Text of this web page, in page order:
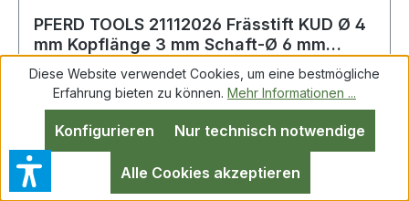
PFERD TOOLS 21112026 Frässtift KUD Ø 4
mm Kopflänge 3 mm Schaft-Ø 6 mm
Hartmetal
Frässtift KUD D.4mm Kopf-L.3mm Schaft-D.6mm
HM Verz.3 PLUS PFERD Hartmetall · Schaft-Ø 6
mm · Form F, (KUD nach DIN 8033) · Kugelform
Diese Website verwendet Cookies, um eine bestmögliche
Erfahrung bieten zu können. Mehr Informationen ...
Nur technisch notwendige
Konfigurieren
Alle Cookies akzeptieren